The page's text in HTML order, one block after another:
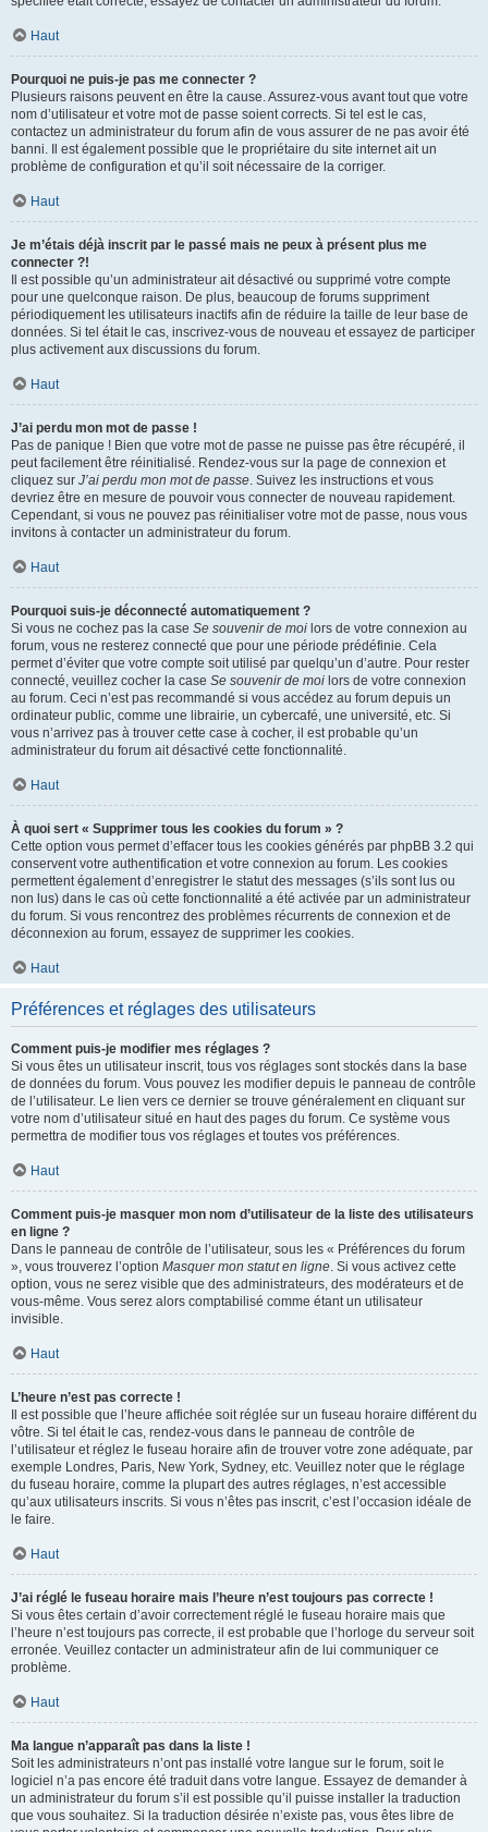
Haut
Pourquoi ne puis-je pas me connecter ?
Plusieurs raisons peuvent en être la cause. Assurez-vous avant tout que votre
nom d’utilisateur et votre mot de passe soient corrects. Si tel est le cas,
contactez un administrateur du forum afin de vous assurer de ne pas avoir été
banni. Il est également possible que le propriétaire du site internet ait un
problème de configuration et qu’il soit nécessaire de la corriger.
Haut
Je m’étais déjà inscrit par le passé mais ne peux à présent plus me
connecter ?!
Il est possible qu’un administrateur ait désactivé ou supprimé votre compte
pour une quelconque raison. De plus, beaucoup de forums suppriment
périodiquement les utilisateurs inactifs afin de réduire la taille de leur base de
données. Si tel était le cas, inscrivez-vous de nouveau et essayez de participer
plus activement aux discussions du forum.
Haut
J’ai perdu mon mot de passe !
Pas de panique ! Bien que votre mot de passe ne puisse pas être récupéré, il
peut facilement être réinitialisé. Rendez-vous sur la page de connexion et
cliquez sur J’ai perdu mon mot de passe. Suivez les instructions et vous
devriez être en mesure de pouvoir vous connecter de nouveau rapidement.
Cependant, si vous ne pouvez pas réinitialiser votre mot de passe, nous vous
invitons à contacter un administrateur du forum.
Haut
Pourquoi suis-je déconnecté automatiquement ?
Si vous ne cochez pas la case Se souvenir de moi lors de votre connexion au
forum, vous ne resterez connecté que pour une période prédéfinie. Cela
permet d’éviter que votre compte soit utilisé par quelqu’un d’autre. Pour rester
connecté, veuillez cocher la case Se souvenir de moi lors de votre connexion
au forum. Ceci n’est pas recommandé si vous accédez au forum depuis un
ordinateur public, comme une librairie, un cybercafé, une université, etc. Si
vous n’arrivez pas à trouver cette case à cocher, il est probable qu’un
administrateur du forum ait désactivé cette fonctionnalité.
Haut
À quoi sert « Supprimer tous les cookies du forum » ?
Cette option vous permet d’effacer tous les cookies générés par phpBB 3.2 qui
conservent votre authentification et votre connexion au forum. Les cookies
permettent également d’enregistrer le statut des messages (s’ils sont lus ou
non lus) dans le cas où cette fonctionnalité a été activée par un administrateur
du forum. Si vous rencontrez des problèmes récurrents de connexion et de
déconnexion au forum, essayez de supprimer les cookies.
Haut
Préférences et réglages des utilisateurs
Comment puis-je modifier mes réglages ?
Si vous êtes un utilisateur inscrit, tous vos réglages sont stockés dans la base
de données du forum. Vous pouvez les modifier depuis le panneau de contrôle
de l’utilisateur. Le lien vers ce dernier se trouve généralement en cliquant sur
votre nom d’utilisateur situé en haut des pages du forum. Ce système vous
permettra de modifier tous vos réglages et toutes vos préférences.
Haut
Comment puis-je masquer mon nom d’utilisateur de la liste des utilisateurs
en ligne ?
Dans le panneau de contrôle de l’utilisateur, sous les « Préférences du forum
», vous trouverez l’option Masquer mon statut en ligne. Si vous activez cette
option, vous ne serez visible que des administrateurs, des modérateurs et de
vous-même. Vous serez alors comptabilisé comme étant un utilisateur
invisible.
Haut
L’heure n’est pas correcte !
Il est possible que l’heure affichée soit réglée sur un fuseau horaire différent du
vôtre. Si tel était le cas, rendez-vous dans le panneau de contrôle de
l’utilisateur et réglez le fuseau horaire afin de trouver votre zone adéquate, par
exemple Londres, Paris, New York, Sydney, etc. Veuillez noter que le réglage
du fuseau horaire, comme la plupart des autres réglages, n’est accessible
qu’aux utilisateurs inscrits. Si vous n’êtes pas inscrit, c’est l’occasion idéale de
le faire.
Haut
J’ai réglé le fuseau horaire mais l’heure n’est toujours pas correcte !
Si vous êtes certain d’avoir correctement réglé le fuseau horaire mais que
l’heure n’est toujours pas correcte, il est probable que l’horloge du serveur soit
erronée. Veuillez contacter un administrateur afin de lui communiquer ce
problème.
Haut
Ma langue n’apparaît pas dans la liste !
Soit les administrateurs n’ont pas installé votre langue sur le forum, soit le
logiciel n’a pas encore été traduit dans votre langue. Essayez de demander à
un administrateur du forum s’il est possible qu’il puisse installer la traduction
que vous souhaitez. Si la traduction désirée n’existe pas, vous êtes libre de